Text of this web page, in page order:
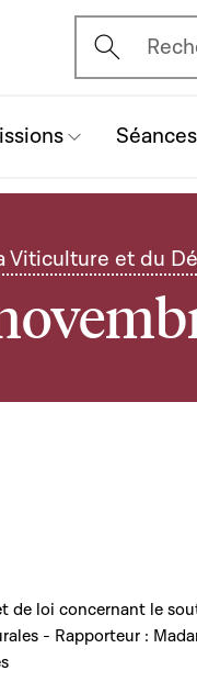
Ouvrir
Viticulture et du
de loi concernant le
- Rapporteur :